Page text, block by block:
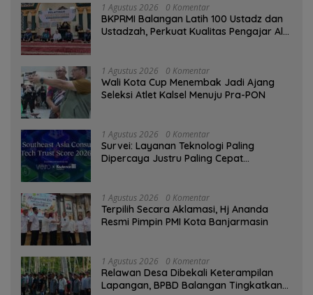
1 Agustus 2026 0 Komentar
BKPRMI Balangan Latih 100 Ustadz dan
Ustadzah, Perkuat Kualitas Pengajar Al-
1 Agustus 2026 0 Komentar
Wali Kota Cup Menembak Jadi Ajang
Seleksi Atlet Kalsel Menuju Pra-PON
1 Agustus 2026 0 Komentar
Survei: Layanan Teknologi Paling
Dipercaya Justru Paling Cepat
1 Agustus 2026 0 Komentar
‎Terpilih Secara Aklamasi, Hj Ananda
Resmi Pimpin PMI Kota Banjarmasin
1 Agustus 2026 0 Komentar
Relawan Desa Dibekali Keterampilan
Lapangan, BPBD Balangan Tingkatkan